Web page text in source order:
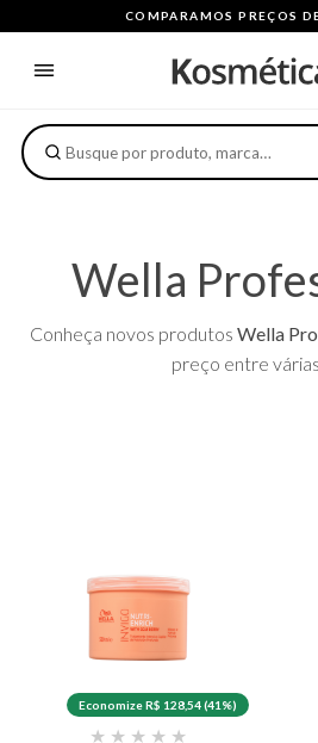
COMPARAMOS PREÇOS
Wella
Conheça novos produtos Wella
preço entre
Economize R$ 128,54 (41%)
★ ★ ★ ★ ★